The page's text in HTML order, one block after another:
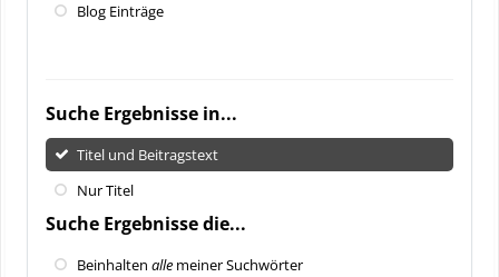
Blog Einträge
Suche Ergebnisse in...
Titel und Beitragstext
Nur Titel
Suche Ergebnisse die...
Beinhalten alle meiner Suchwörter